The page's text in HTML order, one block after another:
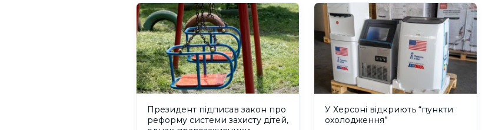
Президент підписав закон про
реформу системи захисту дітей,
У Херсоні відкриють “пункти
охолодження”